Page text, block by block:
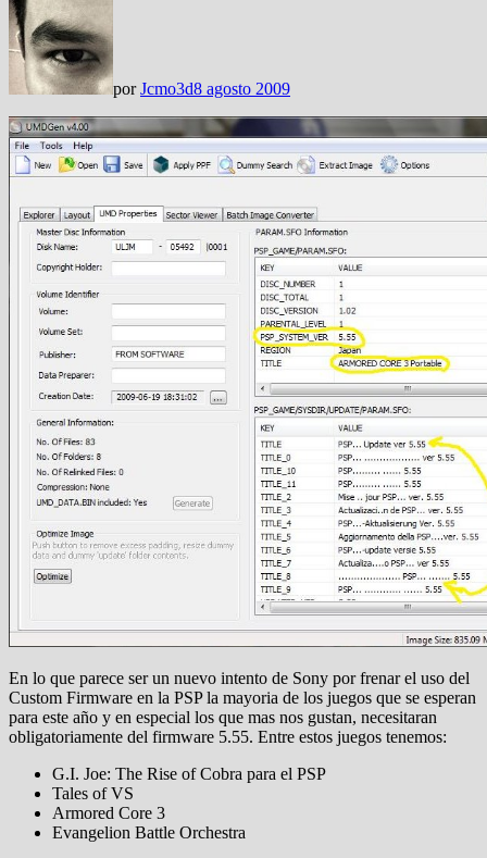
porJcmo3d8 agosto 2009
En lo que parece ser un nuevo intento de Sony por frenar el uso del
Custom Firmware en la PSP la mayoria de los juegos que se esperan
para este año y en especial los que mas nos gustan, necesitaran
obligatoriamente del firmware 5.55. Entre estos juegos tenemos:
G.I. Joe: The Rise of Cobra para el PSP
Tales of VS
Armored Core 3
Evangelion Battle Orchestra